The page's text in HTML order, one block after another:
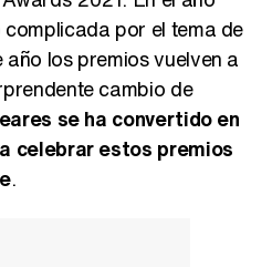
por el tema de
los premios vuelven a
cambio de
se ha convertido en
celebrar estos premios
.